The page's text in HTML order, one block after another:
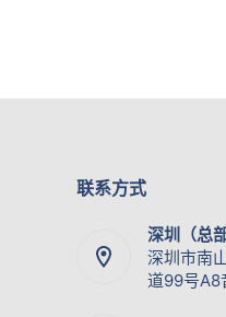
联系方式
深圳（总部
深圳市南
道99号A8